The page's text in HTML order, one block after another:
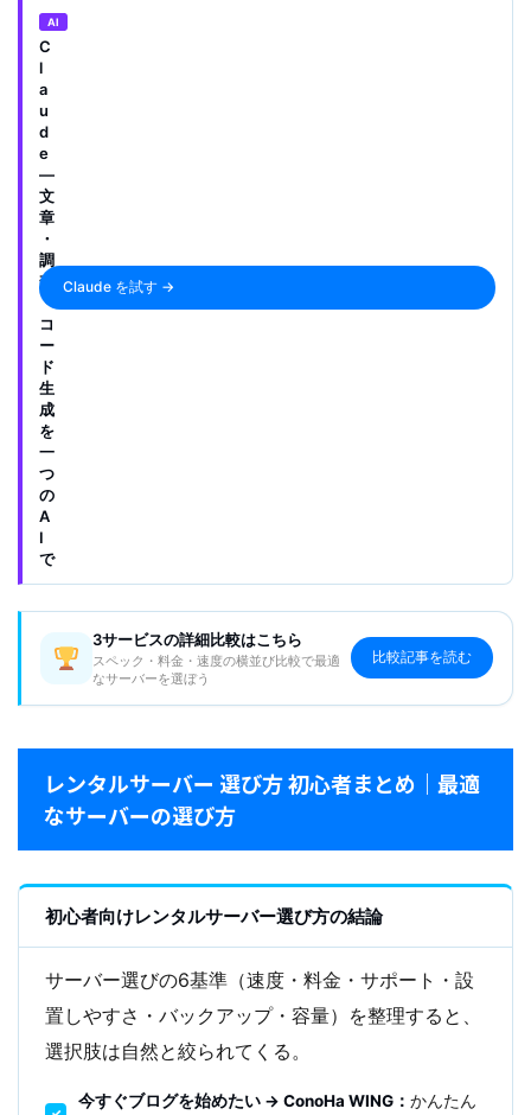
AI
C
l
a
u
d
e
—
文
章
・
調
査
・
コ
ー
ド
生
成
を
一
つ
の
A
I
で
Claude を試す →
3サービスの詳細比較はこちら
スペック・料金・速度の横並び比較で最適
なサーバーを選ぼう
比較記事を読む
レンタルサーバー 選び方 初心者まとめ｜最適
なサーバーの選び方
初心者向けレンタルサーバー選び方の結論
サーバー選びの6基準（速度・料金・サポート・設
置しやすさ・バックアップ・容量）を整理すると、
選択肢は自然と絞られてくる。
今すぐブログを始めたい → ConoHa WING： かんたん